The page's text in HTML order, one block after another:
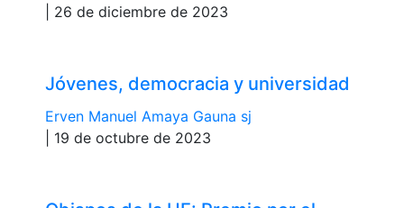
| 26 de diciembre de 2023
Jóvenes, democracia y universidad
Erven Manuel Amaya Gauna sj
| 19 de octubre de 2023